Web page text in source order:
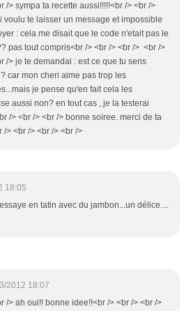
/> sympa ta recette aussi!!!!!<br /> <br />
voulu te laisser un message et impossible
: cela me disait que le code n'etait pas le
pas tout compris<br /> <br /> <br /> <br />
/> je te demandai : est ce que tu sens
car mon cheri aime pas trop les
je pense qu'en fait cela les
aussi non? en tout cas , je la testerai
/> <br /> <br /> bonne soiree. merci de ta
/> <br /> <br /> <br />
18:05
en tatin avec du jambon...un délice....
2012 18:07
/> ah oui!! bonne idee!!<br /> <br /> <br />